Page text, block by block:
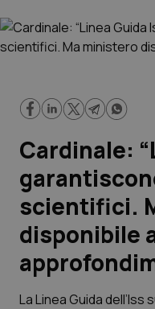
Governo e
Regioni e Asl
Lavoro e
Scienza e Farmaci
Studi e Analisi
Cardinale:
scientifici.
disponibile
La Linea Guida